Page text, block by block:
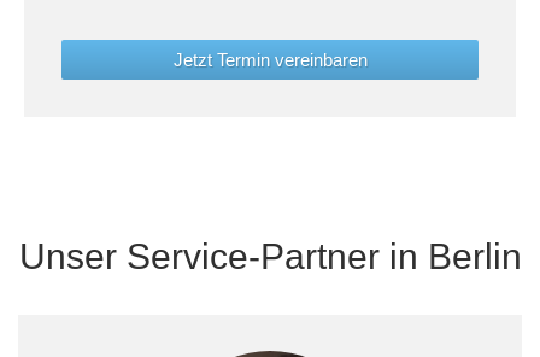
Jetzt Termin vereinbaren
Unser Service-Partner in Berlin